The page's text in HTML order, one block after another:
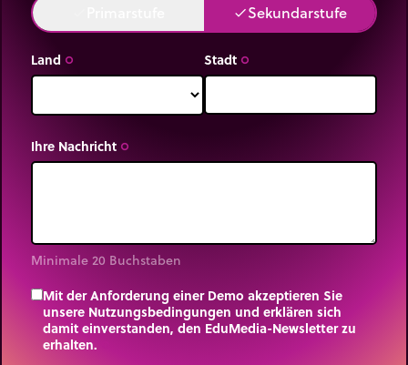
doneSekundarstufe
Land trip_origin Stadt trip_origin
Ihre Nachricht trip_origin
Minimale 20 Buchstaben
Mit der Anforderung einer Demo akzeptieren Sie
unsere Nutzungsbedingungen und erklären sich
damit einverstanden, den EduMedia-Newsletter zu
erhalten.